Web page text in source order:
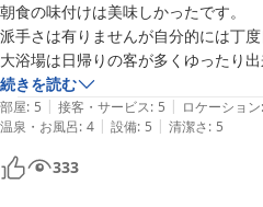
朝食の味付けは美味しかったです。
派手さは有りませんが自分的には丁
大浴場は日帰りの客が多くゆったり
り客だけにして欲しいです。
続きを読む
部屋: 5 | 接客・サービス: 5 | ロケーション:
温泉・お風呂: 4 | 設備: 5 | 清潔さ: 5
333